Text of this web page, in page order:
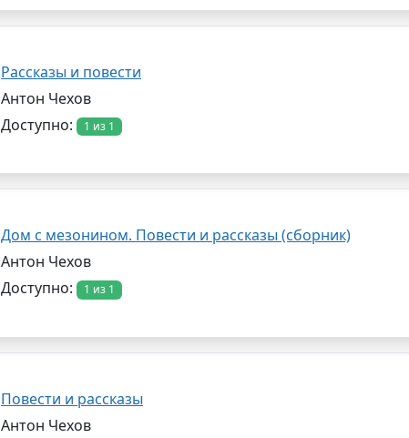
Рассказы и повести
Антон Чехов
Доступно:
1 из 1
Дом с мезонином. Повести и рассказы (сборник)
Антон Чехов
Доступно:
1 из 1
Повести и рассказы
Антон Чехов